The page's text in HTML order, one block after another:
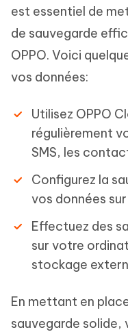
est essentiel de
de sauvegarde
OPPO. Voici
vos données:
Utilisez OPPO
régulièrement
SMS, les
Configurez la
vos données
Effectuez des
sur votre
stockage
En mettant en
sauvegarde solide,